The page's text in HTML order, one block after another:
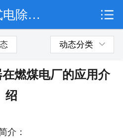
公司简介
湿式电除尘器在燃煤电厂的应用介绍
动态分类
燃煤电厂的应用介
绍
介：